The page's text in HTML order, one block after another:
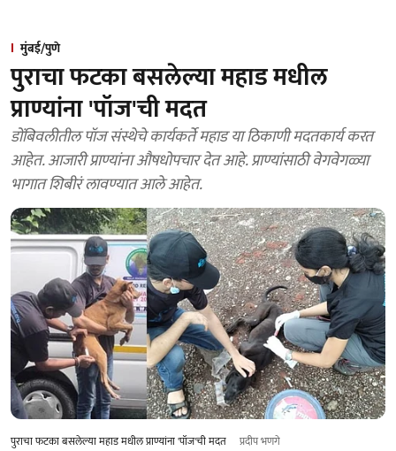
मुंबई/पुणे
पुराचा फटका बसलेल्या महाड मधील
प्राण्यांना 'पॉज'ची मदत
डोंबिवलीतील पॉज संस्थेचे कार्यकर्ते महाड या ठिकाणी मदतकार्य करत
आहेत. आजारी प्राण्यांना औषधोपचार देत आहे. प्राण्यांसाठी वेगवेगळ्या
भागात शिबीरं लावण्यात आले आहेत.
पुराचा फटका बसलेल्या महाड मधील प्राण्यांना 'पॉज'ची मदत प्रदीप भणगे